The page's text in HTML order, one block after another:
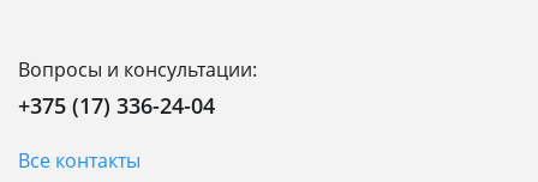
Вопросы и консультации:
+375 (17) 336-24-04
Все контакты